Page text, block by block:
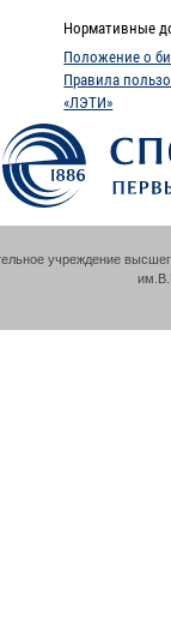
Нормативные
Положение о
Правила
«ЛЭТИ»
учреждение